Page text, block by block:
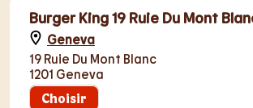
Burger King 19 Ruie Du Mont
Geneva
19 Ruie Du Mont Blanc
1201 Geneva
Choisir